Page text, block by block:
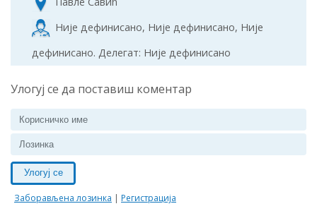
Није дефинисано, Није дефинисано, Није
дефинисано. Делегат: Није дефинисано
Улогуј се да поставиш коментар
Улогуј се
Заборављена лозинка | Регистрација